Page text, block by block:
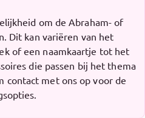
om de Abraham- of
Dit kan variëren van het
of een naamkaartje tot het
die passen bij het thema
contact met ons op voor de